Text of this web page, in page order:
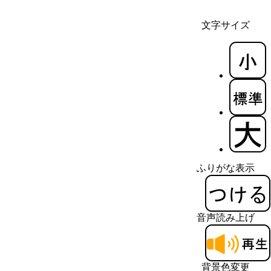
文字サイズ
ふりがな表示
音声読み上げ
背景色変更